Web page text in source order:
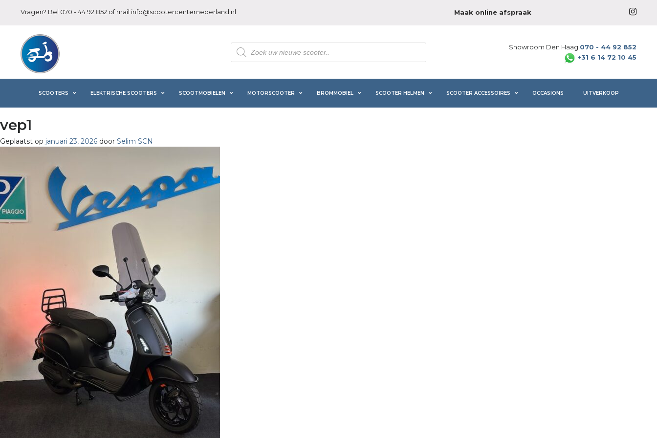
Vragen? Bel 070 - 44 92 852 of mail info@scootercenternederland.nl Maak online afspraak
Producten
zoeken
Showroom Den Haag 070 - 44 92 852
+31 6 14 72 10 45
SCOOTERS ELEKTRISCHE SCOOTERS SCOOTMOBIELEN MOTORSCOOTER BROMMOBIEL SCOOTER HELMEN SCOOTER ACCESSOIRES OCCASIONS UITVERKOOP
vep1
Geplaatst op januari 23, 2026 door Selim SCN